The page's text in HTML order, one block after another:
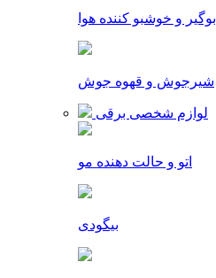
بوگیر و خوشبو کننده هوا
شیرجوش و قهوه جوش
لوازم شخصی برقی
اتو و حالت دهنده مو
بیگودی